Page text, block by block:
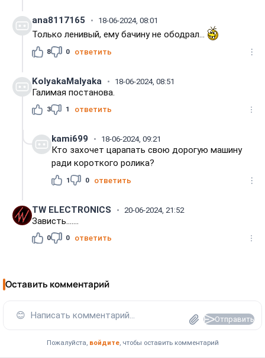
ana8117165 18-06-2024, 08:01
Только ленивый, ему бачину не ободрал...
8 0 ответить
KolyakaMalyaka 18-06-2024, 08:51
Галимая постанова.
3 1 ответить
kami699 18-06-2024, 09:21
Кто захочет царапать свою дорогую машину
ради короткого ролика?
1 0 ответить
TW ELECTRONICS 20-06-2024, 21:52
Зависть.......
0 0 ответить
Оставить комментарий
😊 Написать комментарий... Отправить
Пожалуйста, войдите, чтобы оставить комментарий